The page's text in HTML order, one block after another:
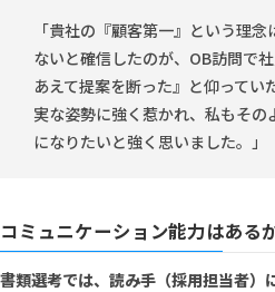
「貴社の『顧客第一』という理
ないと確信したのが、OB訪問で
あえて提案を断った』と仰ってい
実な姿勢に強く惹かれ、私もそ
になりたいと強く思いました。」
コミュニケーション能力はある
書類選考では、読み手（採用担当者）